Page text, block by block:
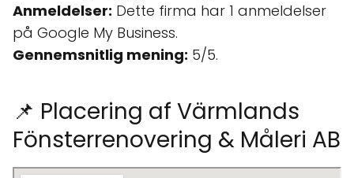
Anmeldelser: Dette firma har 1 anmeldelser
på Google My Business.
Gennemsnitlig mening: 5/5.
📌 Placering af Värmlands
Fönsterrenovering & Måleri AB